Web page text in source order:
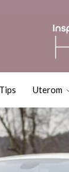
Tips Uterom